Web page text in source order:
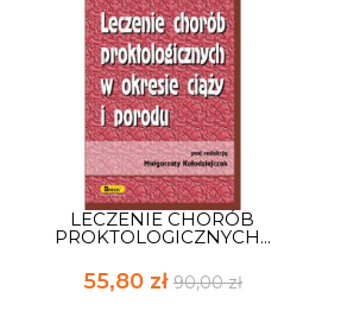
LECZENIE CHORÓB
PROKTOLOGICZNYCH...
55,80 zł 90,00 zł